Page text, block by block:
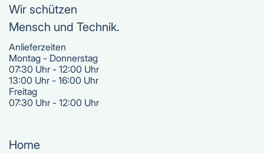
Wir schützen
Mensch und Technik.
Anlieferzeiten
Montag - Donnerstag
07:30 Uhr - 12:00 Uhr
13:00 Uhr - 16:00 Uhr
Freitag
07:30 Uhr - 12:00 Uhr
Home